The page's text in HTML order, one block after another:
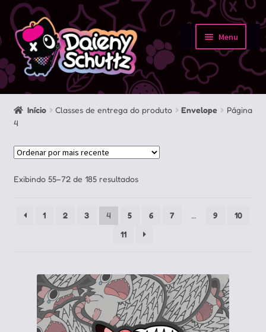
Pular
para
navegação
Pular
para
conteúdo
Menu
Início
Loja
Início Classes de entrega do produto Envelope
Página
4
Exibindo 55–72 de 185 resultadosClassificado
recente
1 2 3 4 5 6 7 … 9
10
11